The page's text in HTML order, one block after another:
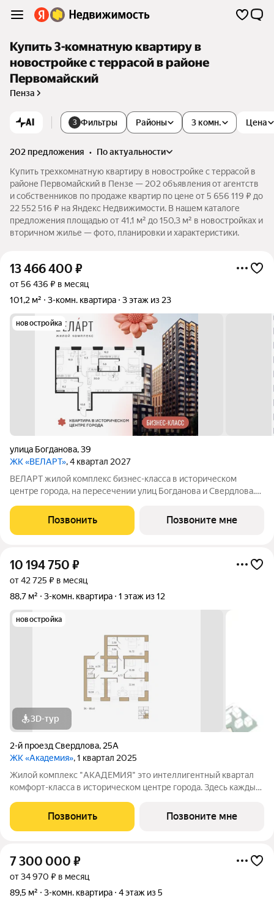
Купить 3-комнатную квартиру в
новостройке с террасой в районе
Первомайский
Пенза
AI 3 Фильтры Цена
Районы 3 комн.
202 предложения •
по актуальности
Купить трехкомнатную квартиру в новостройке с террасой в
районе Первомайский в Пензе — 202 объявления от агентств
и собственников по продаже квартир по цене от 5 656 119 ₽ до
22 552 516 ₽ на Яндекс Недвижимости. В нашем каталоге
предложения площадью от 41,1 м² до 150,3 м² в новостройках и
вторичном жилье — фото, планировки и характеристики.
13 466 400 ₽
от 56 436 ₽ в месяц
101,2 м²
3-комн. квартира 3 этаж из 23
новостройка
улица Богданова,39
ЖК «ВЕЛАРТ», 4 квартал 2027
ВЕЛАРТ жилой комплекс бизнес-класса в историческом
центре города, на пересечении улиц Богданова и Свердлова.
своей архитектурой Клинкерная плитка и композитные панели
Позвонить Позвоните мне
10 194 750 ₽
от 42 725 ₽ в месяц
88,7 м²
3-комн. квартира 1 этаж из 12
новостройка
3D-тур
2-й проезд Свердлова, 25А
ЖК «Академия», 1 квартал 2025
Жилой комплекс "АКАДЕМИЯ" это интеллигентный квартал
комфорт-класса в историческом центре города. Здесь каждый
оправе высоких стандартов комфортного жилья. Окружение
жилого комплекса: 1. Спасский
Позвонить Позвоните мне
7 300 000 ₽
от 34 970 ₽ в месяц
89,5 м²
3-комн. квартира 4 этаж из 5